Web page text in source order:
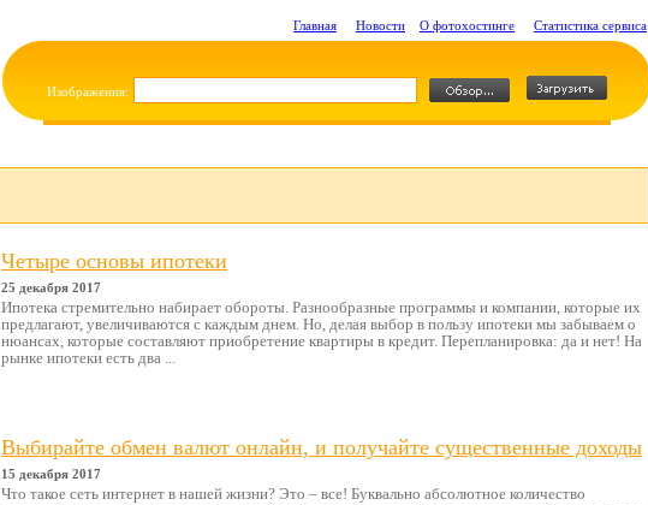
Главная Новости О фотохостинге Статистика сервиса
Изображения:
Четыре основы ипотеки
25 декабря 2017
Ипотека стремительно набирает обороты. Разнообразные программы и компании, которые их
предлагают, увеличиваются с каждым днем. Но, делая выбор в пользу ипотеки мы забываем о
нюансах, которые составляют приобретение квартиры в кредит. Перепланировка: да и нет! На
рынке ипотеки есть два ...
Выбирайте обмен валют онлайн, и получайте существенные доходы
15 декабря 2017
Что такое сеть интернет в нашей жизни? Это – все! Буквально абсолютное количество